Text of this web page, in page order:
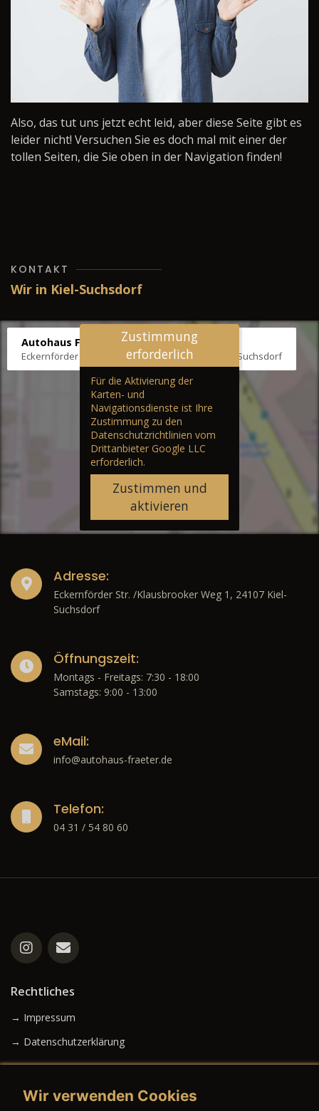
Also, das tut uns jetzt echt leid, aber diese Seite gibt es
leider nicht! Versuchen Sie es doch mal mit einer der
tollen Seiten, die Sie oben in der Navigation finden!
KONTAKT
Wir in Kiel-Suchsdorf
Autohaus Fräter
Eckernförder Str. /Klausbrooker Weg 1, 24107 Kiel-Suchsdorf
Zustimmung
erforderlich
Für die Aktivierung der
Karten- und
Navigationsdienste ist Ihre
Zustimmung zu den
Datenschutzrichtlinien vom
Drittanbieter Google LLC
erforderlich.
Zustimmen und
aktivieren
Adresse:
Eckernförder Str. /Klausbrooker Weg 1, 24107 Kiel-
Suchsdorf
Öffnungszeit:
Montags - Freitags: 7:30 - 18:00
Samstags: 9:00 - 13:00
eMail:
info@autohaus-fraeter.de
Telefon:
04 31 / 54 80 60
Rechtliches
→ Impressum
→ Datenschutzerklärung
Wir verwenden Cookies